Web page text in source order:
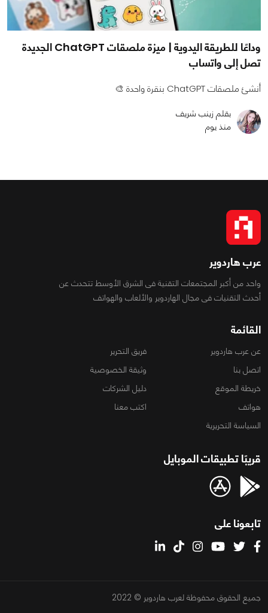
وداعًا للطريقة اليدوية | ميزة ملصقات ChatGPT الجديدة
تصل إلى واتساب
أنشئ ملصقات ChatGPT بنقرة واحدة 🎨
بقلم زينب شريف
منذ يوم
عرب هاردوير
واحد من أكبر المجتمعات التقنية فى الشرق الأوسط تتحدث عن
أحدث التقنيات فى مجال الهاردوير والألعاب والهواتف
القائمة
عن عرب هاردوير
فريق التحرير
اتصل بنا
وثيقة الخصوصية
خريطة الموقع
دليل الشركات
هواتف
اكتب معنا
السياسة التحريرية
قريبًا تطبيقات الموبايل
تابعونا على
جميع الحقوق محفوظة لعرب هاردوير © 2022